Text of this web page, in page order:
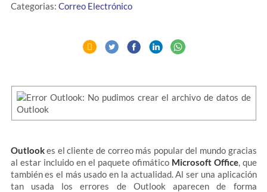
Categorias: Correo Electrónico
Outlookes el cliente de correo más popular del mundo gracias
al estar incluido en el paquete ofimático Microsoft Office, que
también es el más usado en la actualidad. Al ser una aplicación
tan usada los errores de Outlook aparecen de forma